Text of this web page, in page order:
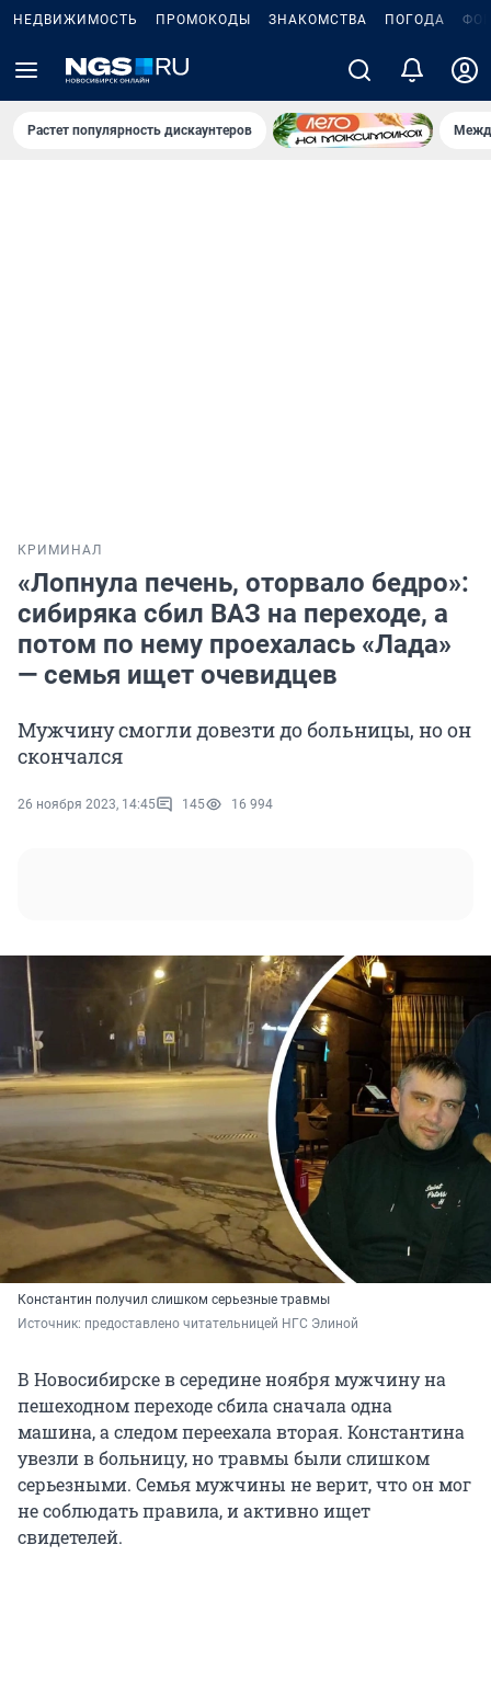
НЕДВИЖИМОСТЬ ПРОМОКОДЫ ЗНАКОМСТВА ПОГОДА
Растет популярность дискаунтеров
КРИМИНАЛ
«Лопнула печень, оторвало бедро»:
сибиряка сбил ВАЗ на переходе, а
потом по нему проехалась «Лада»
— семья ищет очевидцев
Мужчину смогли довезти до больницы, но он
скончался
26 ноября 2023, 14:45 145 16 994
Константин получил слишком серьезные травмы
Источник: предоставлено читательницей НГС Элиной
В Новосибирске в середине ноября мужчину на
пешеходном переходе сбила сначала одна
машина, а следом переехала вторая. Константина
увезли в больницу, но травмы были слишком
серьезными. Семья мужчины не верит, что он мог
не соблюдать правила, и активно ищет
свидетелей.